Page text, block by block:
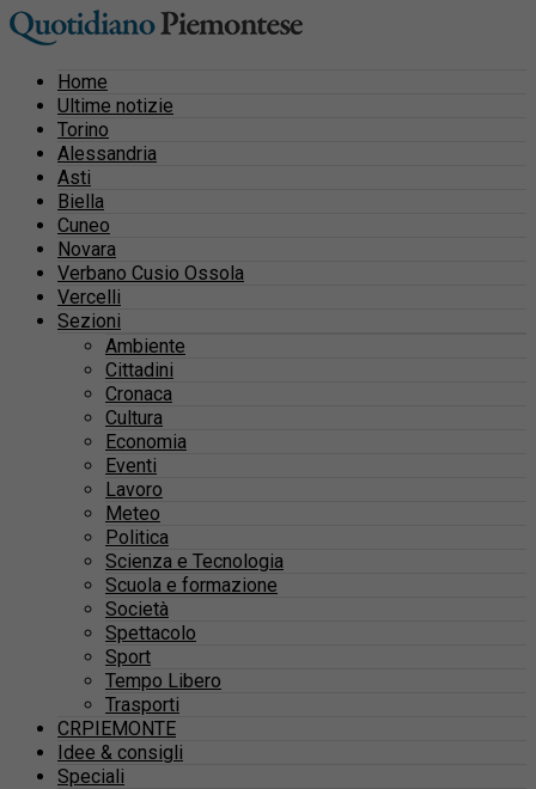
Home
Ultime notizie
Torino
Alessandria
Asti
Biella
Cuneo
Novara
Verbano Cusio Ossola
Vercelli
Sezioni
Ambiente
Cittadini
Cronaca
Cultura
Economia
Eventi
Lavoro
Meteo
Politica
Scienza e Tecnologia
Scuola e formazione
Società
Spettacolo
Sport
Tempo Libero
Trasporti
CRPIEMONTE
Idee & consigli
Speciali